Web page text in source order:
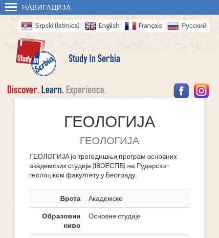
НАВИГАЦИЈА
Srpski (latinica) English Français Русский
ГЕОЛОГИЈА
ГЕОЛОГИЈА
ГЕОЛОГИЈА је трогодишњи програм основних
академских студија (180ЕСПБ) на Рударско-
геолошком факултету у Београду.
Врста
Академске
Образовни
ниво
Основне студије